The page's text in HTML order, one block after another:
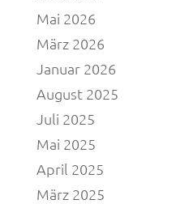
Mai 2026
März 2026
Januar 2026
August 2025
Juli 2025
Mai 2025
April 2025
März 2025